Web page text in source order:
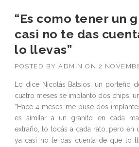
“Es como tener un
casi no te das
lo llevas”
POSTED BY ADMIN ON 2
Lo dice Nicolás Batsios, un porteño
cuatro meses se implantó dos chips,
“Hace 4 meses me puse dos
es similar a un granito en cada
extraño, lo tocás a cada rato, pero en
ya casi no te das cuenta de que lo